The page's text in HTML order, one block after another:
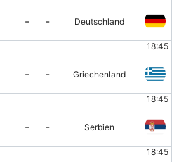
- - Deutschland
18:45
- - Griechenland
18:45
- - Serbien
18:45